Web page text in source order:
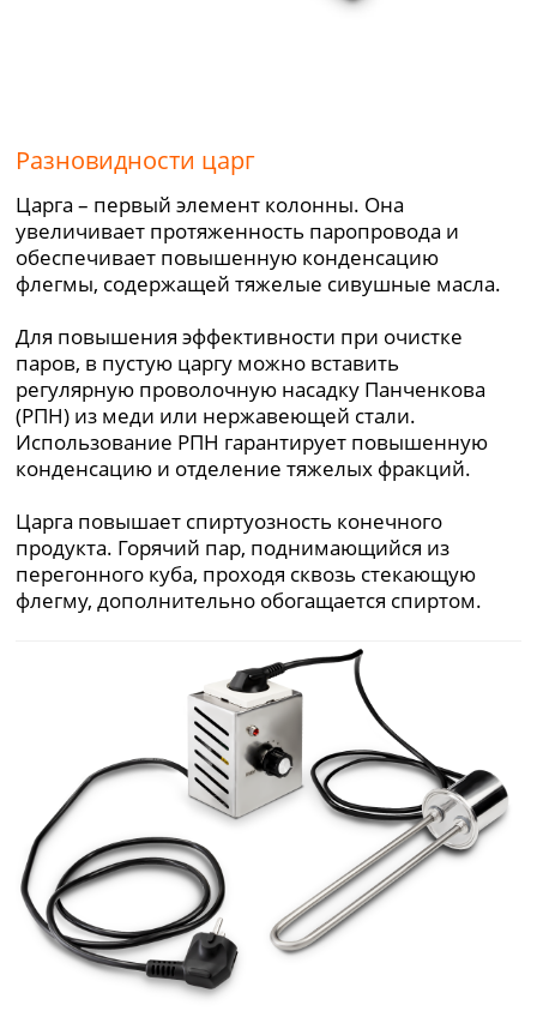
Разновидности царг
Царга – первый элемент колонны. Она
увеличивает протяженность паропровода и
обеспечивает повышенную конденсацию
флегмы, содержащей тяжелые сивушные масла.
Для повышения эффективности при очистке
паров, в пустую царгу можно вставить
регулярную проволочную насадку Панченкова
(РПН) из меди или нержавеющей стали.
Использование РПН гарантирует повышенную
конденсацию и отделение тяжелых фракций.
Царга повышает спиртуозность конечного
продукта. Горячий пар, поднимающийся из
перегонного куба, проходя сквозь стекающую
флегму, дополнительно обогащается спиртом.